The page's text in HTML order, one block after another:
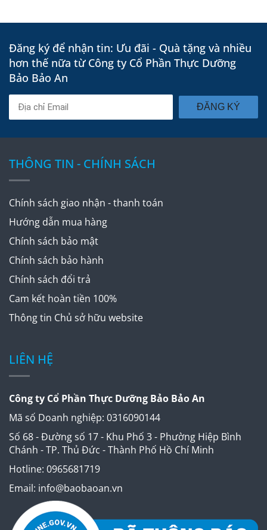
Đăng ký để nhận tin: Ưu đãi - Quà tặng và nhiều
hơn thế nữa từ Công ty Cổ Phần Thực Dưỡng
Bảo Bảo An
ĐĂNG KÝ
THÔNG TIN - CHÍNH SÁCH
Chính sách giao nhận - thanh toán
Hướng dẫn mua hàng
Chính sách bảo mật
Chính sách bảo hành
Chính sách đổi trả
Cam kết hoàn tiền 100%
Thông tin Chủ sở hữu website
LIÊN HỆ
Công ty Cổ Phần Thực Dưỡng Bảo Bảo An
Mã số Doanh nghiệp: 0316090144
Số 68 - Đường số 17 - Khu Phố 3 - Phường Hiệp Bình
Chánh - TP. Thủ Đức - Thành Phố Hồ Chí Minh
Hotline: 0965681719
Email: info@baobaoan.vn